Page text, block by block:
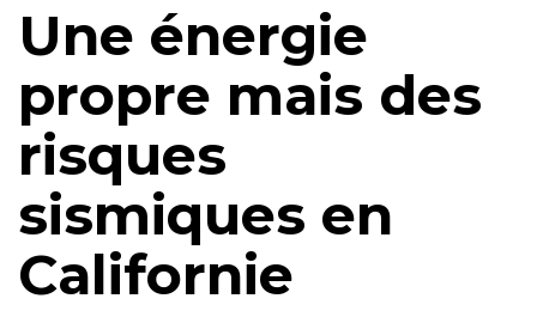
Une énergie
propre mais des
risques
sismiques en
Californie